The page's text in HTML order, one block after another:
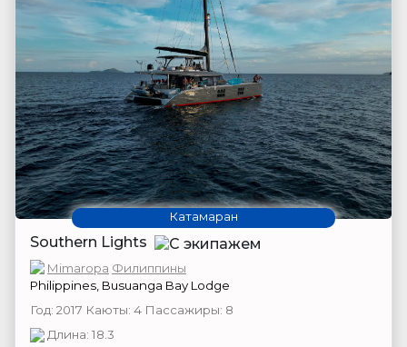
Катамаран
Southern Lights
Mimaropa Филиппины
Philippines, Busuanga Bay Lodge
Год: 2017 Каюты: 4 Пассажиры: 8
Длина: 18.3